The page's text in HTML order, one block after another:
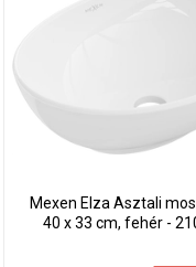
Hasonlítsa
Mexen Elza Asztali
40 x 33 cm, fehér -